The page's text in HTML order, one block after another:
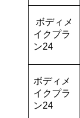
ボディメ
イクプラ
ン24
ボディメ
イクプラ
ン24